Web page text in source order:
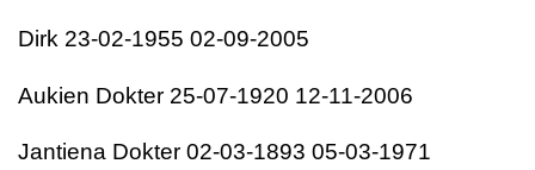
Dirk 23-02-1955 02-09-2005
Aukien Dokter 25-07-1920 12-11-2006
Jantiena Dokter 02-03-1893 05-03-1971